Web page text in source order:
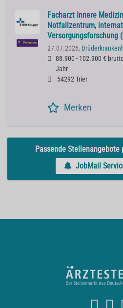
Premium
Facharzt Innere
Notfallzentrum,
Versorgungsforschung
27.07.2026,
88.900 - 102.900 €
Jahr
54292 Trier
Merken
Passende
JobMail